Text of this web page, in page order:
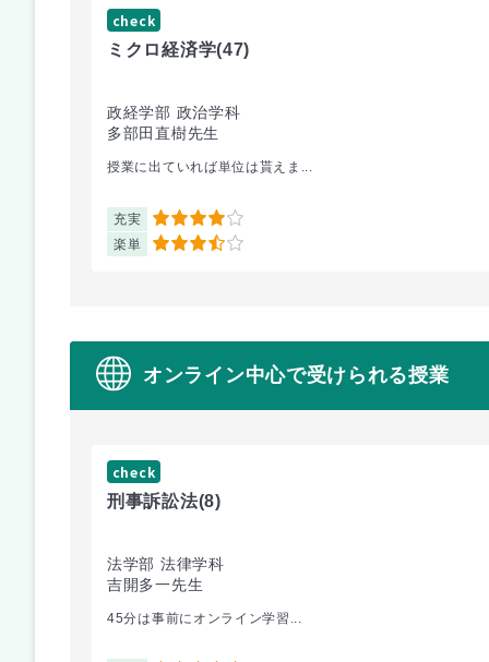
check
ミクロ経済学(47)
政経学部 政治学科
多部田直樹先生
授業に出ていれば単位は貰えま...
充実 4
楽単 3.5
オンライン中心で受けられる授業
check
刑事訴訟法(8)
法学部 法律学科
吉開多一先生
45分は事前にオンライン学習...